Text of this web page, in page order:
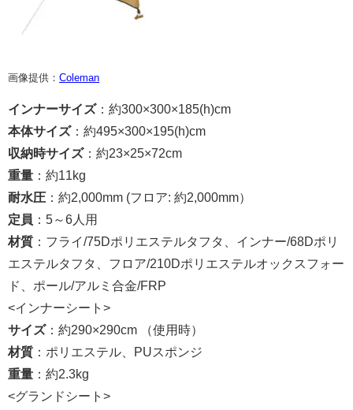
画像提供： Coleman
インナーサイズ：約300×300×185(h)cm
本体サイズ：約495×300×195(h)cm
収納時サイズ：約23×25×72cm
重量 ：約11kg
耐水圧 ：約2,000mm (フロア: 約2,000mm）
定員 ：5～6人用
材質 ：フライ/75Dポリエステルタフタ、インナー/68Dポリ
エステルタフタ、フロア/210Dポリエステルオックスフォー
ド、ポール/アルミ合金/FRP
<インナーシート>
サイズ：約290×290cm （使用時）
材質 ：ポリエステル、PUスポンジ
重量 ：約2.3kg
<グランドシート>